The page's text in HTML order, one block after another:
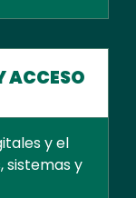
ACCESO
y el
sistemas y